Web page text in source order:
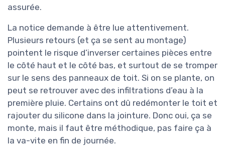
assurée.
La notice demande à être lue attentivement.
Plusieurs retours (et ça se sent au montage)
pointent le risque d’inverser certaines pièces entre
le côté haut et le côté bas, et surtout de se tromper
sur le sens des panneaux de toit. Si on se plante, on
peut se retrouver avec des infiltrations d’eau à la
première pluie. Certains ont dû redémonter le toit et
rajouter du silicone dans la jointure. Donc oui, ça se
monte, mais il faut être méthodique, pas faire ça à
la va-vite en fin de journée.